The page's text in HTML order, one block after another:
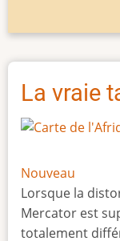
La vraie
Nouveau
Lorsque la
Mercator est
totalement